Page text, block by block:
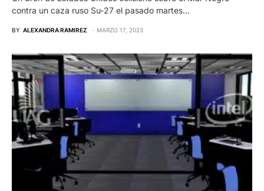
contra un caza ruso Su-27 el pasado martes…
BY ALEXANDRA RAMIREZ MARZO 17, 2023